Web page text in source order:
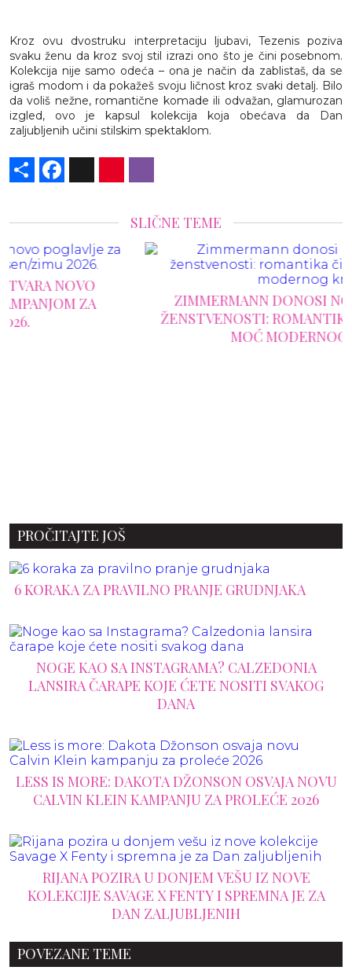
Kroz ovu dvostruku interpretaciju ljubavi, Tezenis poziva
svaku ženu da kroz svoj stil izrazi ono što je čini posebnom.
Kolekcija nije samo odeća – ona je način da zablistaš, da se
igraš modom i da pokažeš svoju ličnost kroz svaki detalj. Bilo
da voliš nežne, romantične komade ili odvažan, glamurozan
izgled, ovo je kapsul kolekcija koja obećava da Dan
zaljubljenih učini stilskim spektaklom.
Share
SLIČNE TEME
ZIMMERMANN DONOSI NOVU DEFINICIJU
ŽENSTVENOSTI: ROMANTIKA ČIPKE SUSREĆE
MOĆ MODERNOG KROJA
PROČITAJTE JOŠ
6 KORAKA ZA PRAVILNO PRANJE GRUDNJAKA
NOGE KAO SA INSTAGRAMA? CALZEDONIA
LANSIRA ČARAPE KOJE ĆETE NOSITI SVAKOG
DANA
LESS IS MORE: DAKOTA DŽONSON OSVAJA NOVU
CALVIN KLEIN KAMPANJU ZA PROLEĆE 2026
RIJANA POZIRA U DONJEM VEŠU IZ NOVE
KOLEKCIJE SAVAGE X FENTY I SPREMNA JE ZA
DAN ZALJUBLJENIH
POVEZANE TEME